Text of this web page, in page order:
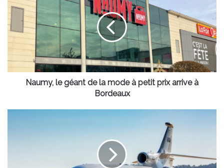
géant
de
la
mode
petit
prix
Naumy, le géant de la mode à petit prix arrive à
Bordeaux